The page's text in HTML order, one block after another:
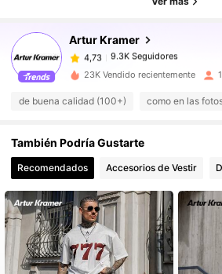
Artur Kramer
9.3K Seguidores
i***a pagó Hace 1 día
4,73 9.3K Seguidores
4,73 9.3K Seguidores
4,73 9.3K Seguidores
4,73 9.3K Seguidores
23K Vendido recientemente
de buena calidad (100+) como en las
También Podría Gustarte
Recomendados Accesorios de Vestir